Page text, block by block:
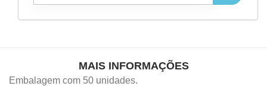
MAIS INFORMAÇÕES
Embalagem com 50 unidades.